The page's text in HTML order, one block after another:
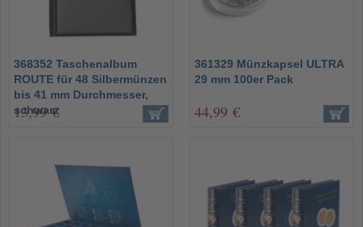
368352 Taschenalbum
ROUTE für 48 Silbermünzen
bis 41 mm Durchmesser,
schwarz
13,99 €
361329 Münzkapsel ULTRA
29 mm 100er Pack
44,99 €